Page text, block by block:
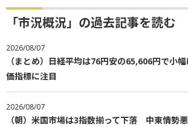
「市況概況」の過去記事を読む
2026/08/07
（まとめ）日経平均は76円安の65,606円で小
価指標に注目
2026/08/07
（朝）米国市場は3指数揃って下落 中東情勢